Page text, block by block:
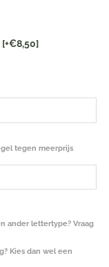
[+€8,50]
tegen meerprijs
ander lettertype? Vraag
Kies dan wel een